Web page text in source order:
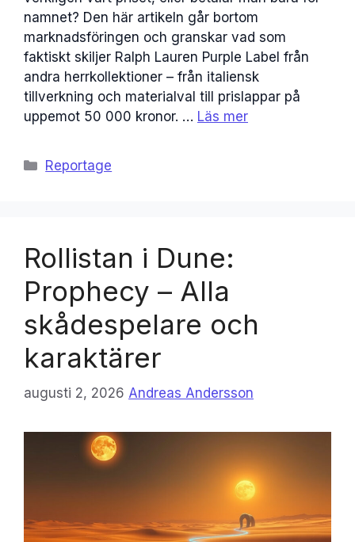
namnet? Den här artikeln går bortom
marknadsföringen och granskar vad som
faktiskt skiljer Ralph Lauren Purple Label från
andra herrkollektioner – från italiensk
tillverkning och materialval till prislappar på
uppemot 50 000 kronor. … Läs mer
Kategorier
Reportage
Rollistan i Dune:
Prophecy – Alla
skådespelare och
karaktärer
augusti 2, 2026 Andreas Andersson